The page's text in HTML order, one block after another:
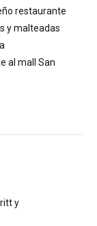
restaurante
y malteadas
al mall San
y